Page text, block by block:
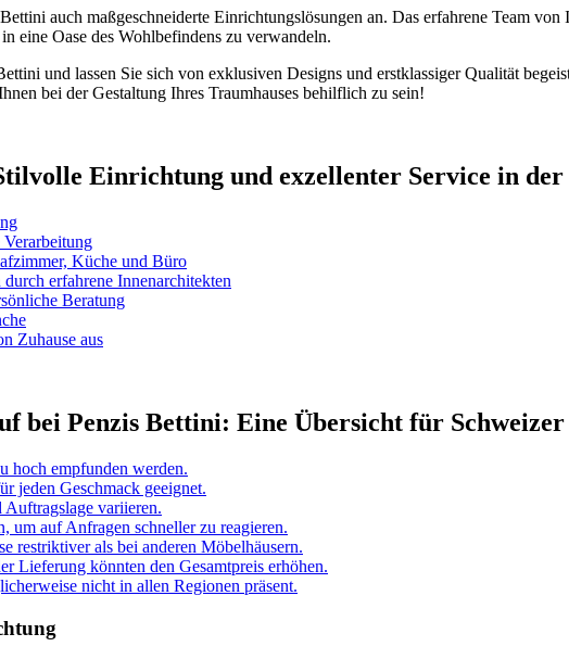
auch maßgeschneiderte Einrichtungslösungen an. Das erfahrene Team
eine Oase des Wohlbefindens zu verwandeln.
und lassen Sie sich von exklusiven Designs und erstklassiger Qualität
bei der Gestaltung Ihres Traumhauses behilflich zu sein!
Einrichtung und exzellenter Service in der
Küche und Büro
erfahrene Innenarchitekten
Beratung
Zuhause aus
bei Penzis Bettini: Eine Übersicht für
hoch empfunden werden.
jeden Geschmack geeignet.
variieren.
um auf Anfragen schneller zu reagieren.
restriktiver als bei anderen Möbelhäusern.
Lieferung könnten den Gesamtpreis erhöhen.
nicht in allen Regionen präsent.